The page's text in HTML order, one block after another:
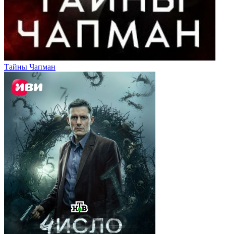
Тайны Чапман